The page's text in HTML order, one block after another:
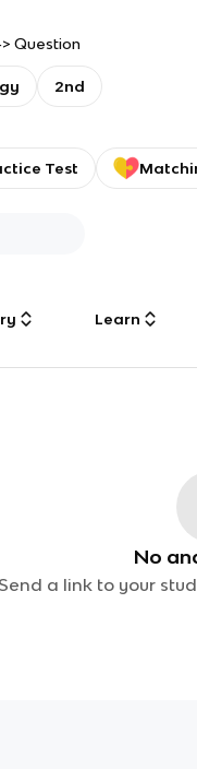
Question
2nd
Test
Learn
No
Send a link to your